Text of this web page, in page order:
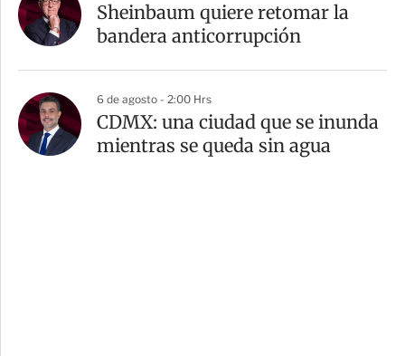
Sheinbaum quiere retomar la
bandera anticorrupción
6 de agosto - 2:00 Hrs
CDMX: una ciudad que se inunda
mientras se queda sin agua